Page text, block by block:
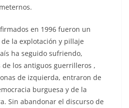
en 1996 fueron un
la explotación y pillaje
ha seguido sufriendo,
los antiguos guerrilleros ,
de izquierda, entraron de
burguesa y de la
Sin abandonar el discurso de